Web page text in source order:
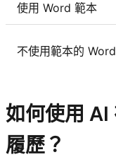
使用 Word 範本
不使用範本的 Word
如何使用 AI
履歷？